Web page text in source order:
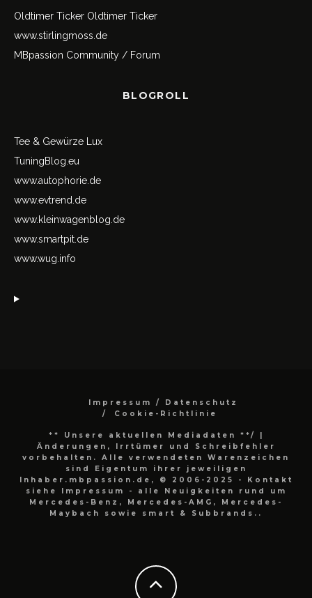
Oldtimer Ticker Oldtimer Ticker
www.stirlingmoss.de
MBpassion Community / Forum
BLOGROLL
Tee & Gewürze Lux
TuningBlog.eu
www.autophorie.de
www.evtrend.de
www.kleinwagenblog.de
www.smartpit.de
www.wug.info
Impressum / Datenschutz
Cookie-Richtlinie
** Unsere aktuellen Mediadaten **/
|
Änderungen, Irrtümer und Schreibfehler
vorbehalten. Alle verwendeten Warenzeichen
sind Eigentum ihrer jeweiligen
Inhaber.mbpassion.de, © 2006-2025 - Kontakt
siehe Impressum - alle Neuigkeiten rund um
Mercedes-Benz, Mercedes-AMG, Mercedes-
Maybach sowie smart & Subbrands..